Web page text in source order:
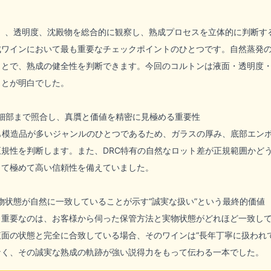
、透明度、沈殿物を総合的に観察し、熟成プロセスを立体的に判断す
インにおいて最も重要なチェックポイントのひとつです。自然蒸発
で、熟成の健全性を判断できます。今回のコルトンは液面・透明度
が明白でした。
部まで照合し、真贋と価値を精密に見極める重要性
造品が多いジャンルのひとつであるため、ガラスの厚み、底部エ
性を判断します。また、DRC特有の自然なロット差が正規範囲か
極めて高い信頼性を備えていました。
状態が自然に一致していることが示す“誠実な扱い”という最終的価値
要なのは、お客様から伺った保管方法と実物状態がどれほど一致し
の状態と完全に合致している場合、そのワインは“長年丁寧に扱わ
、その誠実な熟成の軌跡が強い説得力をもって伝わる一本でした。